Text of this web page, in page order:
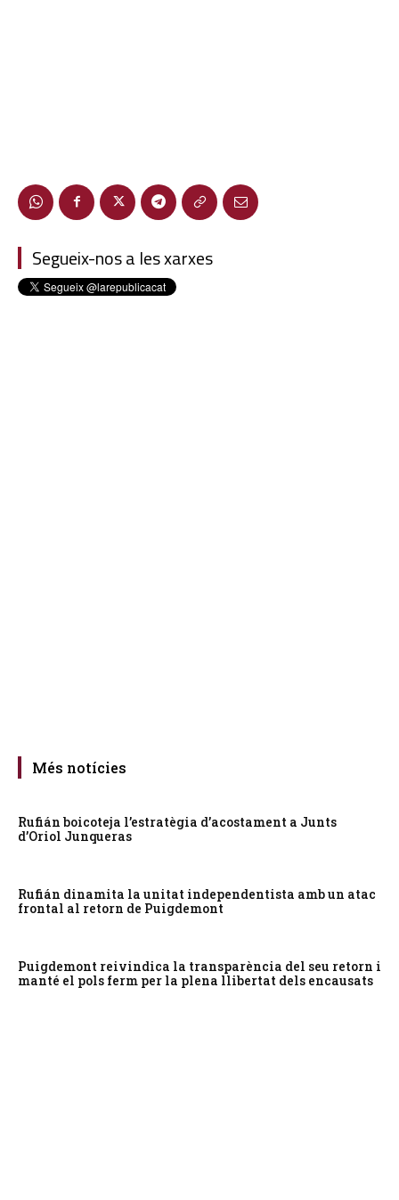
Segueix-nos a les xarxes
Més notícies
Rufián boicoteja l’estratègia d’acostament a Junts
d’Oriol Junqueras
Rufián dinamita la unitat independentista amb un atac
frontal al retorn de Puigdemont
Puigdemont reivindica la transparència del seu retorn i
manté el pols ferm per la plena llibertat dels encausats